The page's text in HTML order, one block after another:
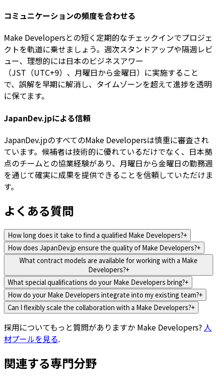
コミュニケーションの頻度を合わせる
Make Developersとの短く定期的なチェックインでプロジェ
クトを軌道に乗せましょう。週次スタンドアップや隔週レビ
ュー、理想的には日本のビジネスアワー
（JST（UTC+9）、月曜日から金曜日）に実施すること
で、誤解を早期に解消し、タイムゾーンを超えて進捗を透明
に保てます。
JapanDev.jpによる信頼
JapanDev.jpのすべてのMake Developersは慎重に審査され
ています。候補者は技術的に優れているだけでなく、日本拠
点のチームとの協業経験があり、月曜日から金曜日の勤務週
を通じて確実に成果を提供できることを信頼していただけま
す。
よくある質問
How long does it take to find a qualified Make Developers?+
How does JapanDev.jp ensure the quality of Make Developers?+
What contract models are available for working with a Make
Developers?+
What special qualifications do your Make Developers bring?+
How do your Make Developers integrate into my existing team?+
Can I flexibly scale the collaboration with a Make Developers?+
採用についてもっと質問がありますか Make Developers? 人
材プールを見る.
関連する専門分野